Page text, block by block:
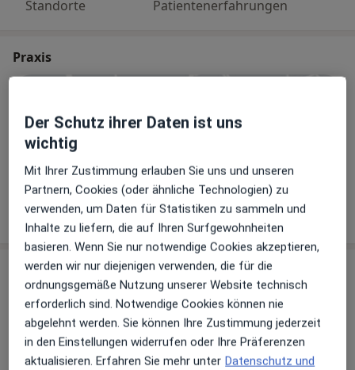
Standorte Patientenerfahrungen
Praxis
Zu Google Maps
Klinik Herzoghöhe Abt. Orthopädie
Kulmbacher Str. 103, 95445 Bayreuth
Erfahrungsberichte (1)
1 Bewertung
Der Schutz ihrer Daten ist uns
wichtig
Mit Ihrer Zustimmung erlauben Sie uns und unseren
Partnern, Cookies (oder ähnliche Technologien) zu
verwenden, um Daten für Statistiken zu sammeln und
Inhalte zu liefern, die auf Ihren Surfgewohnheiten
basieren. Wenn Sie nur notwendige Cookies akzeptieren,
werden wir nur diejenigen verwenden, die für die
ordnungsgemäße Nutzung unserer Website technisch
erforderlich sind. Notwendige Cookies können nie
abgelehnt werden. Sie können Ihre Zustimmung jederzeit
in den Einstellungen widerrufen oder Ihre Präferenzen
aktualisieren. Erfahren Sie mehr unter Datenschutz und